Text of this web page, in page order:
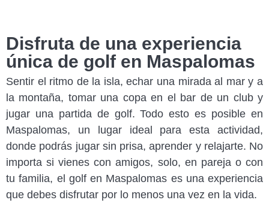
Disfruta de una experiencia
única de golf en Maspalomas
Sentir el ritmo de la isla, echar una mirada al mar y a
la montaña, tomar una copa en el bar de un club y
jugar una partida de golf. Todo esto es posible en
Maspalomas, un lugar ideal para esta actividad,
donde podrás jugar sin prisa, aprender y relajarte. No
importa si vienes con amigos, solo, en pareja o con
tu familia, el golf en Maspalomas es una experiencia
que debes disfrutar por lo menos una vez en la vida.